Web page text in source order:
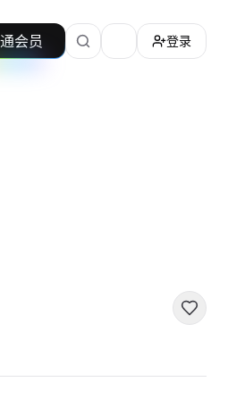
会员 加载主题切换
登录